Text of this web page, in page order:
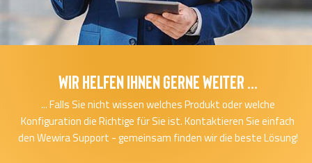
Wir helfen Ihnen gerne Weiter ...
... Falls Sie nicht wissen welches Produkt oder welche
Konfiguration die Richtige für Sie ist. Kontaktieren Sie einfach
den Wewira Support - gemeinsam finden wir die beste Lösung!